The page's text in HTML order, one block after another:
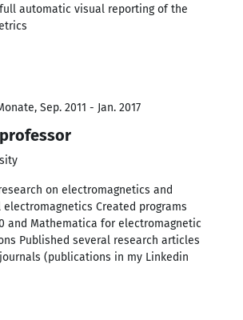
automatic visual reporting of the
Sep. 2011 - Jan. 2017
on electromagnetics and
Created programs
and Mathematica for electromagnetic
Published several research articles
(publications in my Linkedin